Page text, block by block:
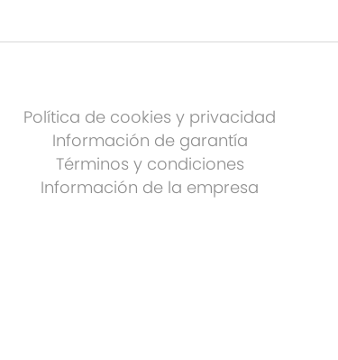
Política de cookies y privacidad
Información de garantía
Términos y condiciones
Información de la empresa